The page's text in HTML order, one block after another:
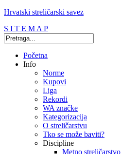
Hrvatski streličarski savez
S I T E M A P
Početna
Info
Norme
Kupovi
Liga
Rekordi
WA značke
Kategorizacija
O streličarstvu
Tko se može baviti?
Discipline
Metno streličarstvo